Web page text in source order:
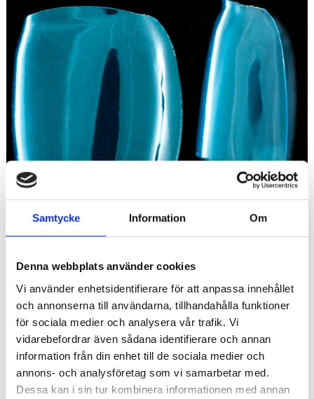
Samtycke Information Om
Denna webbplats använder cookies
Vi använder enhetsidentifierare för att anpassa innehållet
och annonserna till användarna, tillhandahålla funktioner
för sociala medier och analysera vår trafik. Vi
vidarebefordrar även sådana identifierare och annan
information från din enhet till de sociala medier och
annons- och analysföretag som vi samarbetar med.
Dessa kan i sin tur kombinera informationen med annan
595KR
Quantity